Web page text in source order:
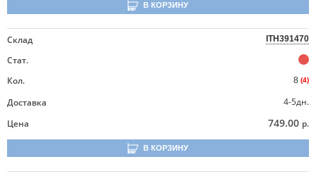
В КОРЗИНУ
Склад ITH391470
Стат.
Кол.
8 (4)
Доставка
4-5дн.
Цена
749.00 р.
В КОРЗИНУ